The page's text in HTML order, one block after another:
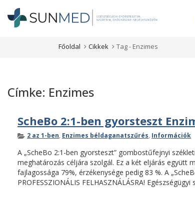
Főoldal Cikkek Tag - Enzimes
Címke: Enzimes
ScheBo 2:1-ben gyorsteszt
Kategóriák
2 az 1-ben, Enzimes béldaganatszűrés, Információk
A „ScheBo 2:1-ben gyorsteszt” gombostűfejnyi
meghatározás céljára szolgál. Ez a két eljárás együtt
fajlagossága 79%, érzékenysége pedig 83 %. A
PROFESSZIONÁLIS FELHASZNÁLÁSRA!